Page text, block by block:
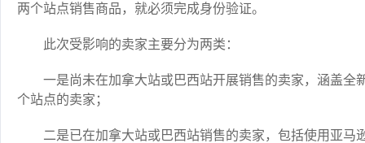
两个站点销售商品，就必须完成身份验证。
此次受影响的卖家主要分为两类：
一是尚未在加拿大站或巴西站开展销售的卖家，涵盖
个站点的卖家；
二是已在加拿大站或巴西站销售的卖家，包括使用亚